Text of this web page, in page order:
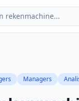
rekenmachine...
Managers